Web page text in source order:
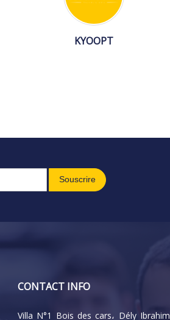
KYOOPT
Souscrire
CONTACT INFO
Villa N°1 Bois des cars، Dély Ibrahim